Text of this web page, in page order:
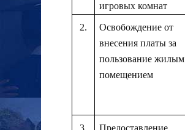
игровых комнат
2.
Освобождение от
внесения платы за
пользование жилым
помещением
3. Предоставление